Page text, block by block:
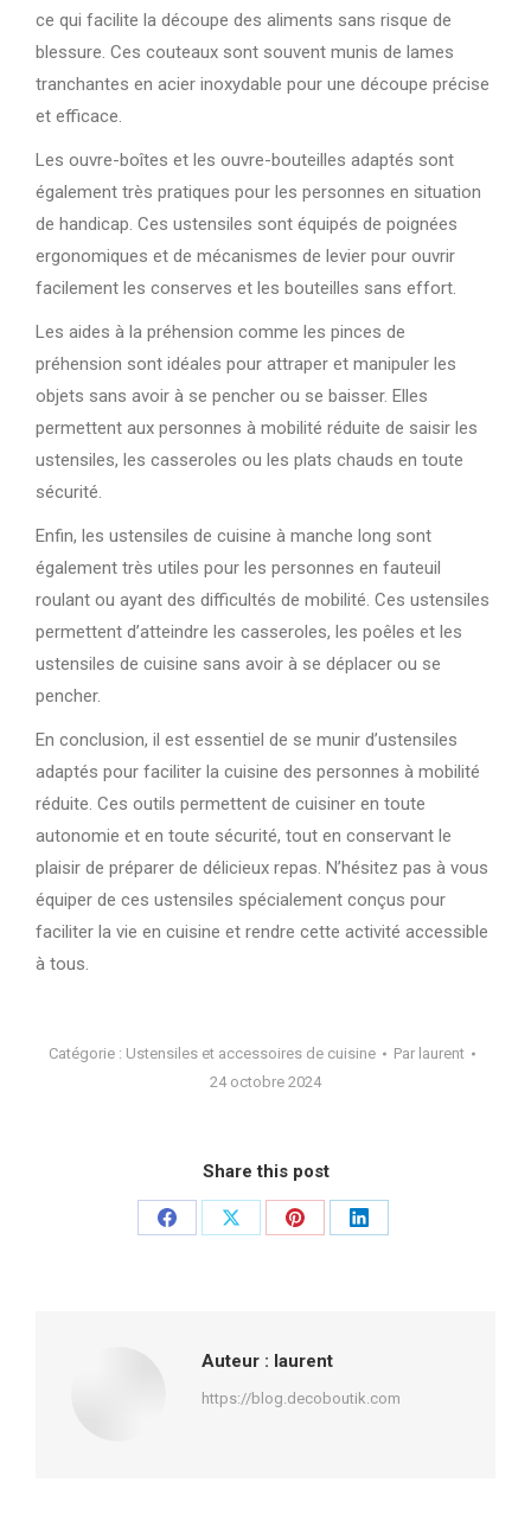
ce qui facilite la découpe des aliments sans risque de
blessure. Ces couteaux sont souvent munis de lames
tranchantes en acier inoxydable pour une découpe précise
et efficace.
Les ouvre-boîtes et les ouvre-bouteilles adaptés sont
également très pratiques pour les personnes en situation
de handicap. Ces ustensiles sont équipés de poignées
ergonomiques et de mécanismes de levier pour ouvrir
facilement les conserves et les bouteilles sans effort.
Les aides à la préhension comme les pinces de
préhension sont idéales pour attraper et manipuler les
objets sans avoir à se pencher ou se baisser. Elles
permettent aux personnes à mobilité réduite de saisir les
ustensiles, les casseroles ou les plats chauds en toute
sécurité.
Enfin, les ustensiles de cuisine à manche long sont
également très utiles pour les personnes en fauteuil
roulant ou ayant des difficultés de mobilité. Ces ustensiles
permettent d’atteindre les casseroles, les poêles et les
ustensiles de cuisine sans avoir à se déplacer ou se
pencher.
En conclusion, il est essentiel de se munir d’ustensiles
adaptés pour faciliter la cuisine des personnes à mobilité
réduite. Ces outils permettent de cuisiner en toute
autonomie et en toute sécurité, tout en conservant le
plaisir de préparer de délicieux repas. N’hésitez pas à vous
équiper de ces ustensiles spécialement conçus pour
faciliter la vie en cuisine et rendre cette activité accessible
à tous.
Catégorie : Ustensiles et accessoires de cuisine Par laurent
24 octobre 2024
Share this post
PartagerPartagerPartagerPartager
Auteur : laurent
https://blog.decoboutik.com